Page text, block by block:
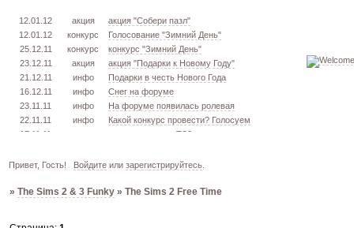
12.01.12 акция
акция "Собери пазл"
12.01.12
конкурс
Голосование "Зимний День"
25.12.11
конкурс
конкурс "Зимний День"
23.12.11
акция
акция "Подарки к Новому Году"
21.12.11
инфо
Подарки в честь Нового Года
16.12.11
инфо
Снег на форуме
23.11.11
инфо
На форуме появилась ролевая
22.11.11
инфо
Какой конкурс провести? Голосуем
17.11.11
извлекаем меш. TS3
15.11.11
урок
создаём свою обувь! TS3
03.10.11
инфо
город из GTA VC в игре TS3
Привет, Гость! Войдитеили зарегистрируйтесь.
»The Sims 2 & 3 Funky »The Sims 2 Free Time